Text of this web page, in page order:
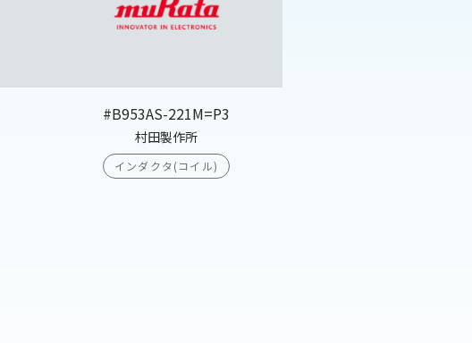
#B953AS-221M=P3
村田製作所
インダクタ(コイル)